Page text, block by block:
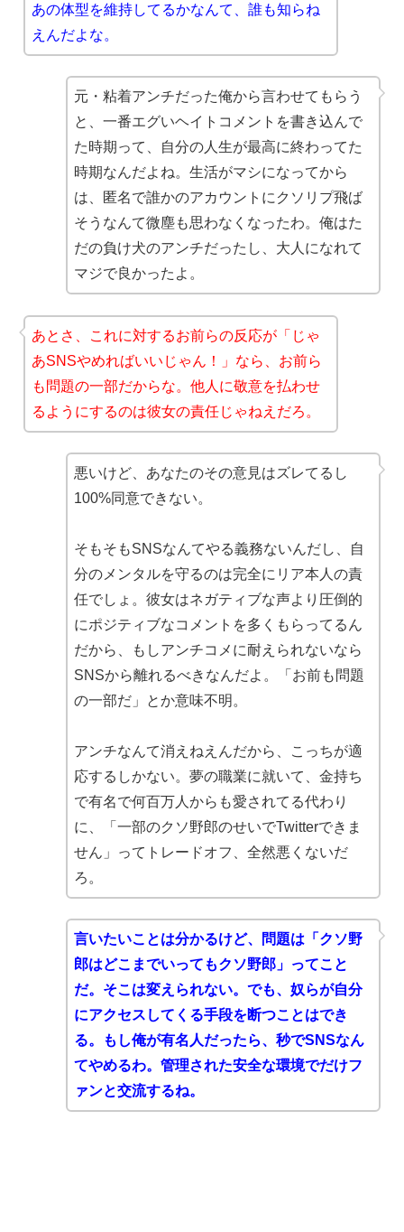
あの体型を維持してるかなんて、誰も知らね
えんだよな。
元・粘着アンチだった俺から言わせてもらう
と、一番エグいヘイトコメントを書き込んで
た時期って、自分の人生が最高に終わってた
時期なんだよね。生活がマシになってから
は、匿名で誰かのアカウントにクソリプ飛ば
そうなんて微塵も思わなくなったわ。俺はた
だの負け犬のアンチだったし、大人になれて
マジで良かったよ。
あとさ、これに対するお前らの反応が「じゃ
あSNSやめればいいじゃん！」なら、お前ら
も問題の一部だからな。他人に敬意を払わせ
るようにするのは彼女の責任じゃねえだろ。
悪いけど、あなたのその意見はズレてるし
100%同意できない。
そもそもSNSなんてやる義務ないんだし、自
分のメンタルを守るのは完全にリア本人の責
任でしょ。彼女はネガティブな声より圧倒的
にポジティブなコメントを多くもらってるん
だから、もしアンチコメに耐えられないなら
SNSから離れるべきなんだよ。「お前も問題
の一部だ」とか意味不明。
アンチなんて消えねえんだから、こっちが適
応するしかない。夢の職業に就いて、金持ち
で有名で何百万人からも愛されてる代わり
に、「一部のクソ野郎のせいでTwitterできま
せん」ってトレードオフ、全然悪くないだ
ろ。
言いたいことは分かるけど、問題は「クソ野
郎はどこまでいってもクソ野郎」ってこと
だ。そこは変えられない。でも、奴らが自分
にアクセスしてくる手段を断つことはでき
る。もし俺が有名人だったら、秒でSNSなん
てやめるわ。管理された安全な環境でだけフ
ァンと交流するね。